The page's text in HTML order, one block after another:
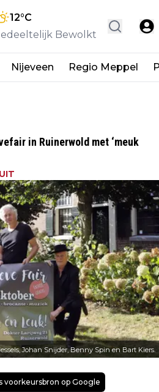
12°C
Bewolkt
Nijeveen Regio Meppel
in Ruinerwold met ‘meuk
Johan Snijder, Benny Spin en Bart Kiers.
voorkeursbron op Google